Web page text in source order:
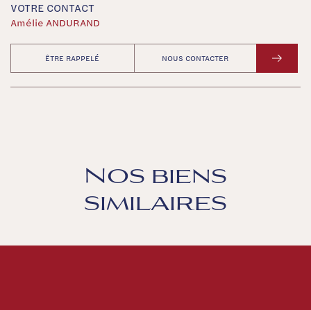
VOTRE CONTACT
Amélie ANDURAND
ÊTRE RAPPELÉ NOUS CONTACTER
Nos biens
similaires